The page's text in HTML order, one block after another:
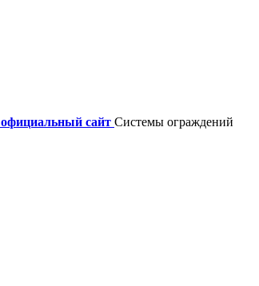
официальный сайт Системы ограждений